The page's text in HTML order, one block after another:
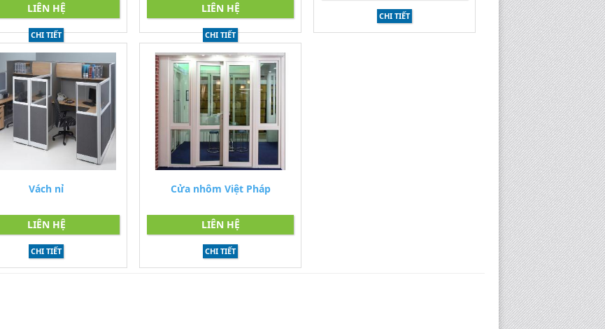
LIÊN HỆ
CHI TIẾT
LIÊN HỆ
CHI TIẾT
CHI TIẾT
Vách nỉ
LIÊN HỆ
CHI TIẾT
Cửa nhôm Việt Pháp
LIÊN HỆ
CHI TIẾT